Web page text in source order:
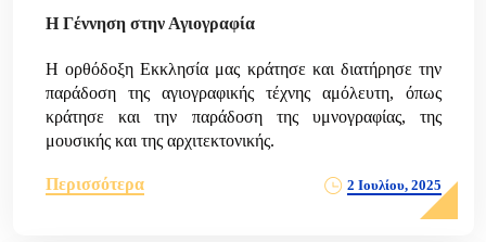
Η Γέννηση στην Αγιογραφία
Η ορθόδοξη Εκκλησία μας κράτησε και διατήρησε την
παράδοση της αγιογραφικής τέχνης αμόλευτη, όπως
κράτησε και την παράδοση της υμνογραφίας, της
μουσικής και της αρχιτεκτονικής.
Περισσότερα 2 Ιουλίου, 2025